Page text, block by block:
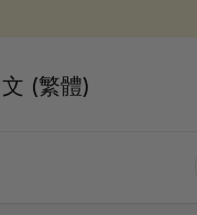
(繁體)